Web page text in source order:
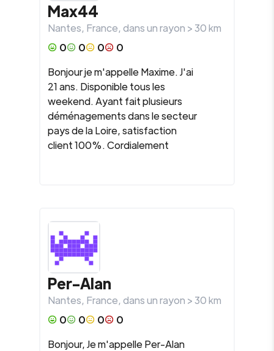
Max44
Nantes, France, dans un rayon >30km
0
0 0
0
Bonjour je m'appelle Maxime. J'ai
21 ans. Disponible tous les
weekend. Ayant fait plusieurs
déménagements dans le secteur
pays de la Loire, satisfaction
client 100%. Cordialement
Per-Alan
Nantes, France, dans un rayon >30km
0
0 0
0
Bonjour, Je m'appelle Per-Alan